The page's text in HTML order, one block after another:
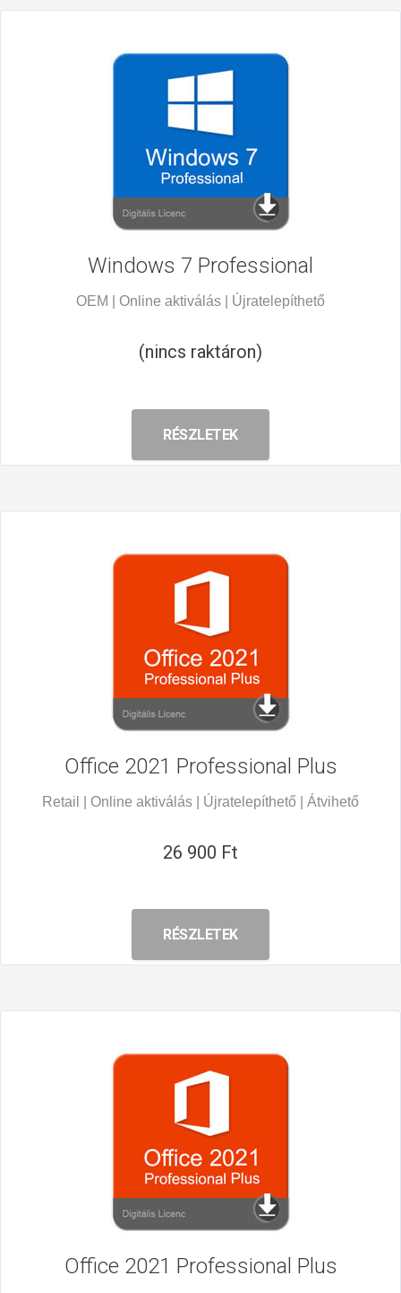
Windows 7 Professional
OEM | Online aktiválás | Újratelepíthető
(nincs raktáron)
RÉSZLETEK
Office 2021 Professional Plus
Retail | Online aktiválás | Újratelepíthető | Átvihető
26 900 Ft
RÉSZLETEK
Office 2021 Professional Plus